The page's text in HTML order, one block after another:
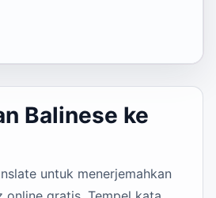
Balinese ke
untuk menerjemahkan